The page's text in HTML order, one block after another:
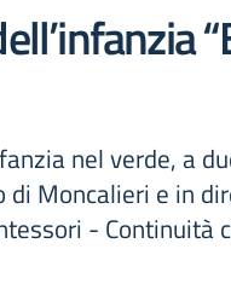
nel verde, a
di Moncalieri e in
- Continuità